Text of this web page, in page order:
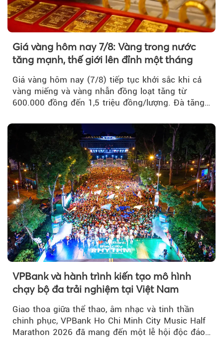
Giá vàng hôm nay 7/8: Vàng trong nước
tăng mạnh, thế giới lên đỉnh một tháng
Giá vàng hôm nay (7/8) tiếp tục khởi sắc khi cả
vàng miếng và vàng nhẫn đồng loạt tăng từ
600.000 đồng đến 1,5 triệu đồng/lượng. Đà tăng
vàng thế giới bứt phá lên mức cao nhất trong
một tháng.
VPBank và hành trình kiến tạo mô hình
chạy bộ đa trải nghiệm tại Việt Nam
Giao thoa giữa thể thao, âm nhạc và tinh thần
chinh phục, VPBank Ho Chi Minh City Music Half
Marathon 2026 đã mang đến một lễ hội độc đáo